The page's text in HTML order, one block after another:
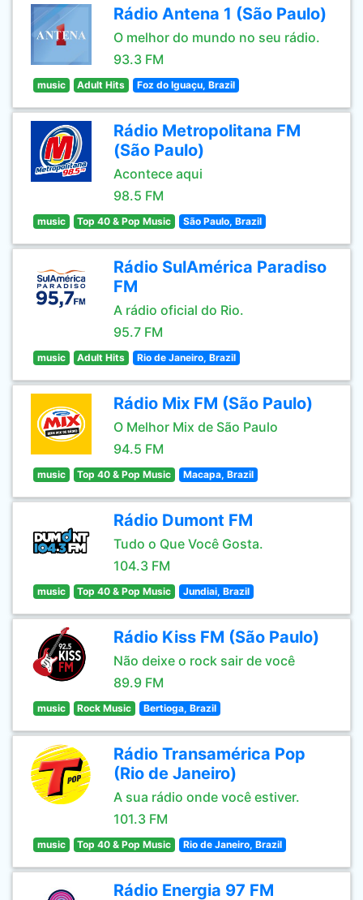
Rádio Antena 1 (São Paulo)
O melhor do mundo no seu rádio.
93.3 FM
music Adult Hits Foz do Iguaçu, Brazil
Rádio Metropolitana FM
(São Paulo)
Acontece aqui
98.5 FM
music Top 40 & Pop Music São Paulo, Brazil
Rádio SulAmérica Paradiso
FM
A rádio oficial do Rio.
95.7 FM
music Adult Hits Rio de Janeiro, Brazil
Rádio Mix FM (São Paulo)
O Melhor Mix de São Paulo
94.5 FM
music Top 40 & Pop Music Macapa, Brazil
Rádio Dumont FM
Tudo o Que Você Gosta.
104.3 FM
music Top 40 & Pop Music Jundiai, Brazil
Rádio Kiss FM (São Paulo)
Não deixe o rock sair de você
89.9 FM
music Rock Music Bertioga, Brazil
Rádio Transamérica Pop
(Rio de Janeiro)
A sua rádio onde você estiver.
101.3 FM
music Top 40 & Pop Music Rio de Janeiro, Brazil
Rádio Energia 97 FM